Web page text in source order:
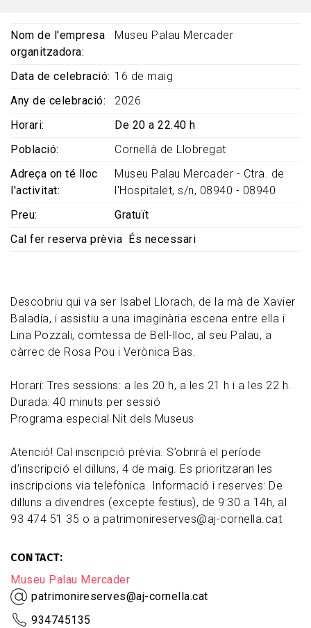
Descobriu qui va ser Isabel Llorach, de la mà de Xavier
Baladía, i assistiu a una imaginària escena entre ella i
Lina Pozzali, comtessa de Bell-lloc, al seu Palau, a
càrrec de Rosa Pou i Verònica Bas.
Horari: Tres sessions: a les 20 h, a les 21 h i a les 22 h.
Durada: 40 minuts per sessió
Programa especial Nit dels Museus
Atenció! Cal inscripció prèvia. S’obrirà el període
d’inscripció el dilluns, 4 de maig. Es prioritzaran les
inscripcions via telefònica. Informació i reserves: De
dilluns a divendres (excepte festius), de 9:30 a 14h, al
93 474 51 35 o a patrimonireserves@aj-cornella.cat
CONTACT
Museu Palau Mercader
patrimonireserves@aj-cornella.cat
934745135
Nom de l'empresa
organitzadora
Museu Palau Mercader
Data de celebració 16 de maig
Any de celebració
2026
Horari
De 20 a 22.40 h
Població
Cornellà de Llobregat
Adreça on té lloc
l'activitat
Museu Palau Mercader - Ctra. de
l'Hospitalet, s/n, 08940 - 08940
Preu
Gratuït
Cal fer reserva prèvia
És necessari